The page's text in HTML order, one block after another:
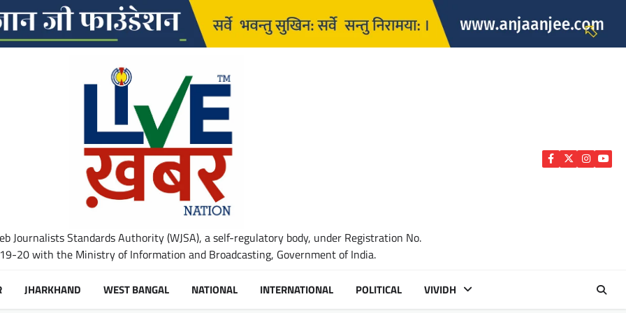
Journalists Standards Authority (WJSA), a self-regulatory body, under Registration No.
20 with the Ministry of Information and Broadcasting, Government of India.
Facebook
Twitter
JHARKHAND WEST BANGAL NATIONAL INTERNATIONAL POLITICAL VIVIDH